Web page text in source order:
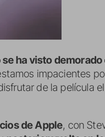
ha visto demorado
impacientes
de la película
de Apple, con